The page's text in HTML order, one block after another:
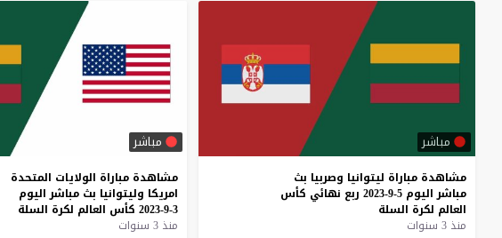
مباشر
مشاهدة مباراة ليتوانيا وصربيا بث
مباشر اليوم 5-9-2023 ربع نهائي كأس
العالم لكرة السلة
منذ 3 سنوات
مباشر
مشاهدة مباراة الولايات المتحدة
امريكا وليتوانيا بث مباشر اليوم
3-9-2023
كأس العالم لكرة السلة
منذ 3 سنوات